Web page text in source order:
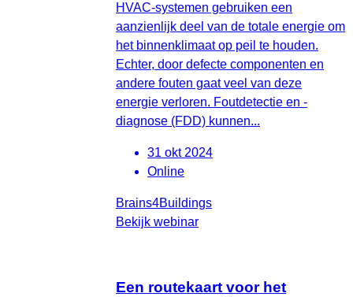
HVAC-systemen gebruiken een
aanzienlijk deel van de totale energie om
het binnenklimaat op peil te houden.
Echter, door defecte componenten en
andere fouten gaat veel van deze
energie verloren. Foutdetectie en -
diagnose (FDD) kunnen...
31 okt 2024
Online
Brains4Buildings
Bekijk webinar
Een routekaart voor het